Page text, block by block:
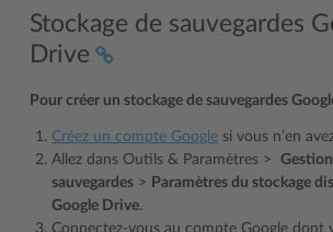
Stockage de sauvegardes
Drive
Pour créer un stockage de sauvegardes
Créez un compte Google si vous n’en
Allez dans Outils & Paramètres >
sauvegardes > Paramètres du stockage
Google Drive.
Connectez-vous au compte Google dont